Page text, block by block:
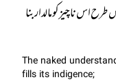
اس ناچیز کو مالدار بنا
The naked
fills its indigence;